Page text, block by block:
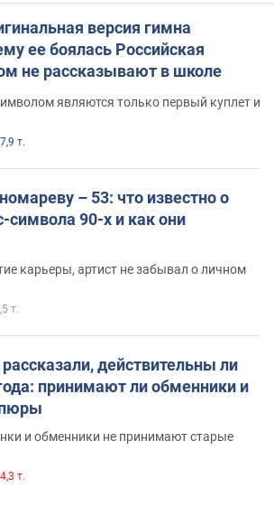
версия гимна
ее боялась Российская
не рассказывают в школе
являются только первый куплет и
т.
– 53: что известно о
символа 90-х и как они
карьеры, артист не забывал о личном
т.
действительны ли
принимают ли обменники и
и обменники не принимают старые
т.